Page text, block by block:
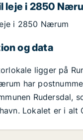
leje i 2850
i 2850 Nærum
og data
ligger på
har
Rudersdal,
Lokalet er i alt